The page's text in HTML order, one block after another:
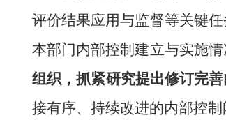
评价结果应用与监督等关键任
本部门内部控制建立与实施
组织，抓紧研究提出修订完善
接有序、持续改进的内部控